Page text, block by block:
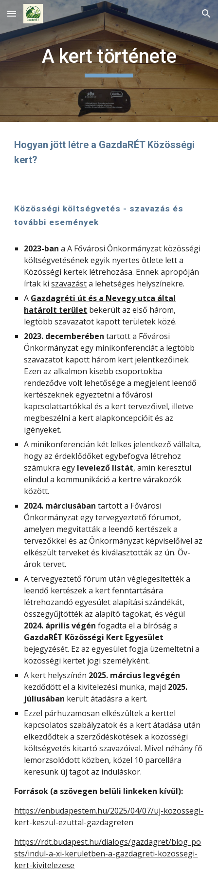
Skip to main content Skip to navigation
A kert története
Hogyan jött létre a GazdaRÉT Közösségi
kert?
Közösségi költségvetés - szavazás és
további események
2023-ban a A Fővárosi Önkormányzat közösségi
költségvetésének egyik nyertes ötlete lett a
Közösségi kertek létrehozása. Ennek apropóján
írtak kiszavazást a lehetséges helyszínekre.
A Gazdagréti út és a Nevegy utca által
határolt terület bekerült az első három,
legtöbb szavazatot kapott területek közé.
2023. decemberében tartott a Fővárosi
Önkormányzat egy minikonferenciát a legtöbb
szavazatot kapott három kert jelentkezőinek.
Ezen az alkalmon kisebb csoportokba
rendeződve volt lehetősége a megjelent leendő
kertészeknek egyeztetni a fővárosi
kapcsolattartókkal és a kert tervezőivel, illetve
megbeszélnia kert alapkoncepcióit és az
igényeket.
A minikonferencián két lelkes jelentkező vállalta,
hogy az érdeklődőket egybefogva létrehoz
számukra egy levelező listát, amin keresztül
elindul a kommunikáció a kertre várakozók
között.
2024. márciusában tartott a Fővárosi
Önkormányzat egytervegyeztető fórumot,
amelyen megvitatták a leendő kertészek a
tervezőkkel és az Önkormányzat képviselőivel az
elkészült terveket és kiválasztották az ún. Öv-
árok tervet.
A tervegyeztető fórum után véglegesítették a
leendő kertészek a kert fenntartására
létrehozandó egyesület alapítási szándékát,
összegyűjtötték az alapító tagokat, és végül
2024. április végén fogadta el a bíróság a
GazdaRÉT Közösségi Kert Egyesület
bejegyzését. Ez az egyesület fogja üzemeltetni a
közösségi kertet jogi személyként.
A kert helyszínén 2025. március legvégén
kezdődött el a kivitelezési munka, majd 2025.
júliusában került átadásra a kert.
Ezzel párhuzamosan elkészültek a kerttel
kapcsolatos szabályzatok és a kert átadása után
elkezdődtek a szerződéskötések a közösségi
költségvetés kitartó szavazóival. Mivel néhány fő
lemorzsolódott közben, közel 10 parcellára
keresünk új tagot az induláskor.
Források (a szövegen belüli linkeken kívül):
https://enbudapestem.hu/2025/04/07/uj-kozossegi-
kert-keszul-ezuttal-gazdagreten
https://rdt.budapest.hu/dialogs/gazdagret/blog_po
sts/indul-a-xi-keruletben-a-gazdagreti-kozossegi-
kert-kivitelezese